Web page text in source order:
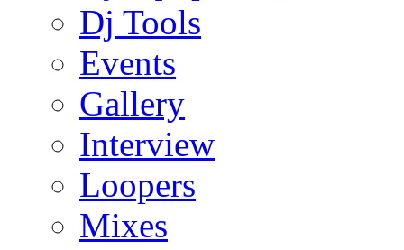
Dj Tools
Events
Gallery
Interview
Loopers
Mixes